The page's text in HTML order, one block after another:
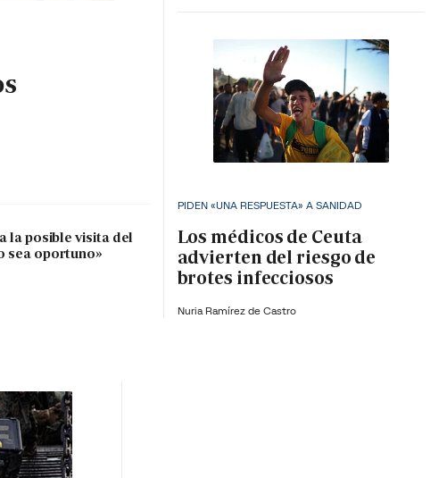
la posible visita del
sea oportuno»
PIDEN «UNA RESPUESTA» A SANIDAD
Los médicos de Ceuta
advierten del riesgo de
brotes infecciosos
Nuria Ramírez de Castro